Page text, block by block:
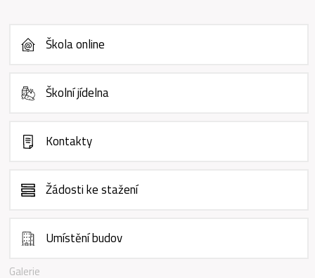
Galerie
Škola online
Školní jídelna
Kontakty
Žádosti ke stažení
Umístění budov